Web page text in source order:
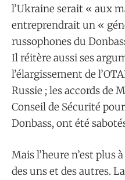
l’Ukraine serait « aux
entreprendrait un «
russophones du
Il réitère aussi ses
l’élargissement de
Russie ; les accords de
Conseil de Sécurité
Donbass, ont été
Mais l’heure n’est plus
des uns et des autres.